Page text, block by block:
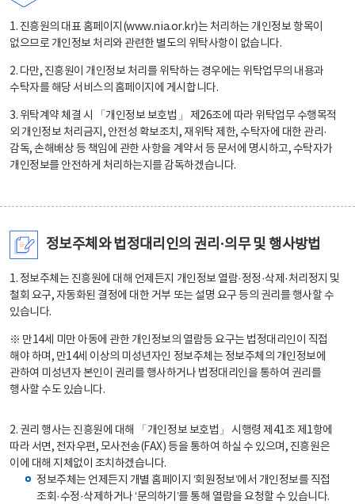
1. 진흥원의 대표 홈페이지(www.nia.or.kr)는 처리하는 개인정보 항목이
없으므로 개인정보 처리와 관련한 별도의 위탁사항이 없습니다.
2. 다만, 진흥원이 개인정보 처리를 위탁하는 경우에는 위탁업무의 내용과
수탁자를 해당 서비스의 홈페이지에 게시합니다.
3. 위탁계약 체결 시 「개인정보 보호법」 제26조에 따라 위탁업무 수행목적
외 개인정보 처리금지, 안전성 확보조치, 재위탁 제한, 수탁자에 대한 관리·
감독, 손해배상 등 책임에 관한 사항을 계약서 등 문서에 명시하고, 수탁자가
개인정보를 안전하게 처리하는지를 감독하겠습니다.
정보주체와 법정대리인의 권리·의무 및 행사방법
1. 정보주체는 진흥원에 대해 언제든지 개인정보 열람·정정·삭제·처리정지 및
철회 요구, 자동화된 결정에 대한 거부 또는 설명 요구 등의 권리를 행사할 수
있습니다.
※ 만14세 미만 아동에 관한 개인정보의 열람등 요구는 법정대리인이 직접
해야 하며, 만14세 이상의 미성년자인 정보주체는 정보주체의 개인정보에
관하여 미성년자 본인이 권리를 행사하거나 법정대리인을 통하여 권리를
행사할 수도 있습니다.
2. 권리 행사는 진흥원에 대해 「개인정보 보호법」 시행령 제41조 제1항에
따라 서면, 전자우편, 모사전송(FAX) 등을 통하여 하실 수 있으며, 진흥원은
이에 대해 지체없이 조치하겠습니다.
정보주체는 언제든지 개별 홈페이지 ‘회원정보’에서 개인정보를 직접
조회·수정·삭제하거나 ‘문의하기’를 통해 열람을 요청할 수 있습니다.